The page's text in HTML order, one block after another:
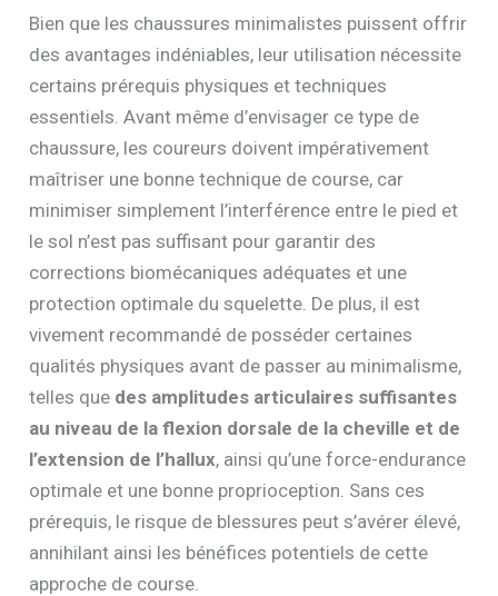
Bien que les chaussures minimalistes puissent offrir
des avantages indéniables, leur utilisation nécessite
certains prérequis physiques et techniques
essentiels. Avant même d’envisager ce type de
chaussure, les coureurs doivent impérativement
maîtriser une bonne technique de course, car
minimiser simplement l’interférence entre le pied et
le sol n’est pas suffisant pour garantir des
corrections biomécaniques adéquates et une
protection optimale du squelette. De plus, il est
vivement recommandé de posséder certaines
qualités physiques avant de passer au minimalisme,
telles que des amplitudes articulaires suffisantes
au niveau de la flexion dorsale de la cheville et de
l’extension de l’hallux, ainsi qu’une force-endurance
optimale et une bonne proprioception. Sans ces
prérequis, le risque de blessures peut s’avérer élevé,
annihilant ainsi les bénéfices potentiels de cette
approche de course.